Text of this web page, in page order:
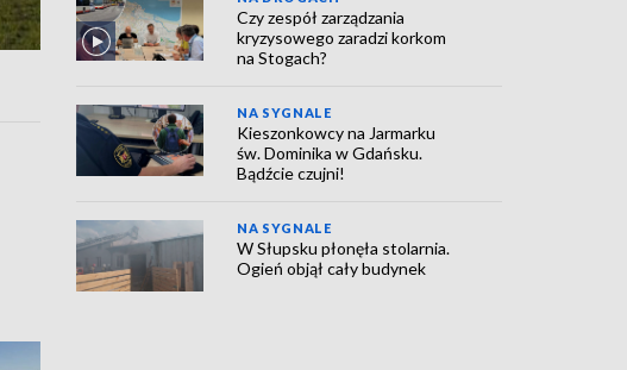
Czy zespół zarządzania
kryzysowego zaradzi korkom
na Stogach?
NA SYGNALE
Kieszonkowcy na Jarmarku
św. Dominika w Gdańsku.
Bądźcie czujni!
NA SYGNALE
W Słupsku płonęła stolarnia.
Ogień objął cały budynek